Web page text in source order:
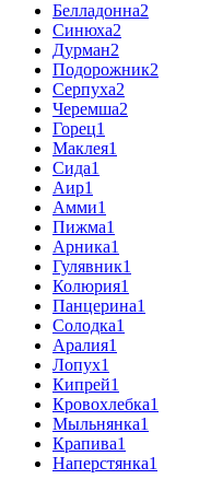
Белладонна2
Синюха2
Дурман2
Подорожник2
Серпуха2
Черемша2
Горец1
Маклея1
Сида1
Аир1
Амми1
Пижма1
Арника1
Гулявник1
Колюрия1
Панцерина1
Солодка1
Аралия1
Лопух1
Кипрей1
Кровохлебка1
Мыльнянка1
Крапива1
Наперстянка1